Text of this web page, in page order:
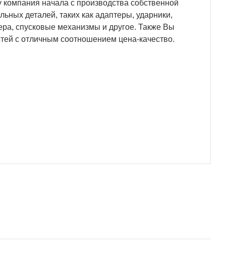
компания начала с производства собственной
деталей, таких как адаптеры, ударники,
спусковые механизмы и другое. Также Вы
с отличным соотношением цена-качество.